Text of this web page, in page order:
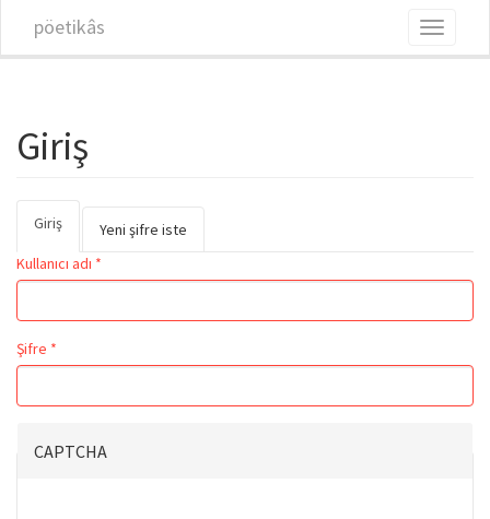
pöetikâs
Toggle
Giriş
Birincil sekmeler
Giriş
Yeni şifre iste
Kullanıcı adı *
Şifre *
CAPTCHA